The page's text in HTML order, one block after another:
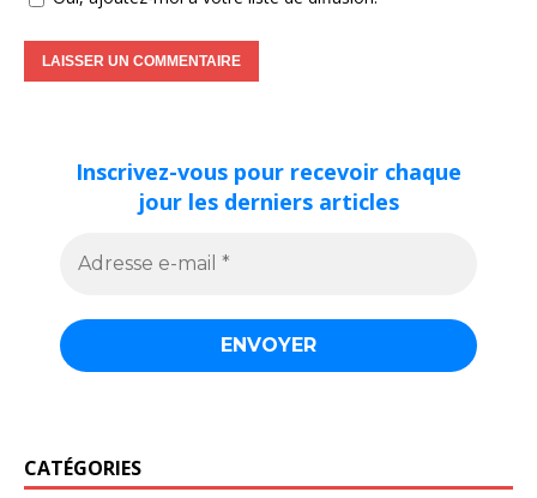
Inscrivez-vous pour recevoir chaque
jour les derniers articles
CATÉGORIES